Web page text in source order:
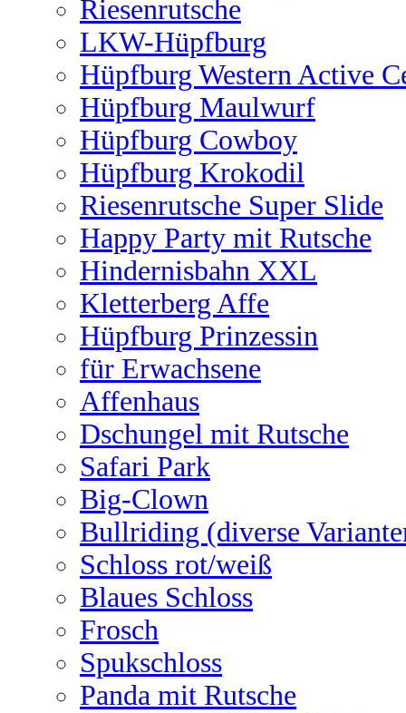
Riesenrutsche
LKW-Hüpfburg
Hüpfburg Western Active
Hüpfburg Maulwurf
Hüpfburg Cowboy
Hüpfburg Krokodil
Riesenrutsche Super Slide
Happy Party mit Rutsche
Hindernisbahn XXL
Kletterberg Affe
Hüpfburg Prinzessin
für Erwachsene
Affenhaus
Dschungel mit Rutsche
Safari Park
Big-Clown
Bullriding (diverse
Schloss rot/weiß
Blaues Schloss
Frosch
Spukschloss
Panda mit Rutsche